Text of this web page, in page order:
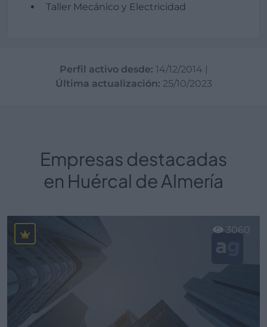
Taller Mecánico y Electricidad
Perfil activo desde: 14/12/2014 |
Última actualización: 25/10/2023
Empresas destacadas
en Huércal de Almería
3060